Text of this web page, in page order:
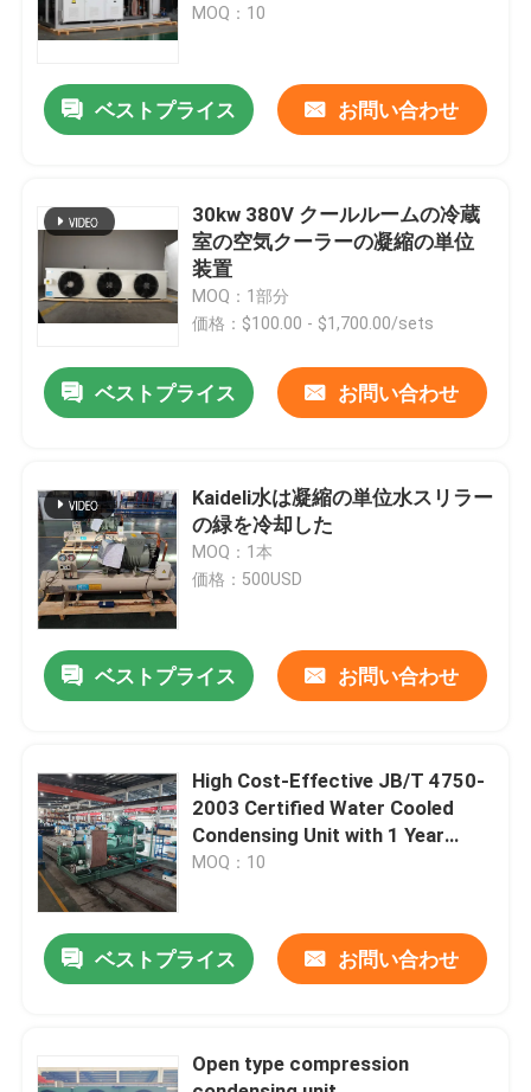
ホーム
わたしたち に つい て
工場 ツアー
品質管理
連絡 ください
ニュース
ケース
クールルームの蒸化器
Warranty for Cold Room and
MOQ：10
ベストプライス お問い合わせ
30kw 380V クールルームの冷蔵
室の空気クーラーの凝縮の単位
装置
MOQ：1部分
価格：$100.00 - $1,700.00/sets
ベストプライス お問い合わせ
Kaideli水は凝縮の単位水スリラー
の緑を冷却した
MOQ：1本
価格：500USD
ベストプライス お問い合わせ
High Cost-Effective JB/T 4750-
2003 Certified Water Cooled
Condensing Unit with 1 Year
Warranty
MOQ：10
ベストプライス お問い合わせ
Open type compression